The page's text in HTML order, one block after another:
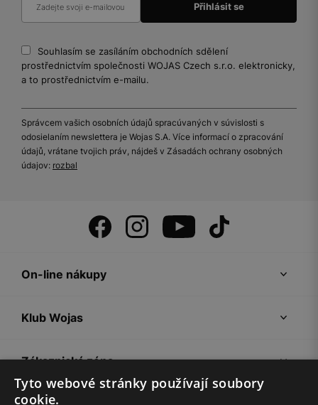
Souhlasím se zasíláním obchodních sdělení
prostřednictvím společnosti WOJAS Czech s.r.o. elektronicky,
a to prostřednictvím e-mailu.
Správcem vašich osobních údajů spracúvaných v súvislosti s
odosielaním newslettera je Wojas S.A. Více informací o zpracování
údajů, vrátane tvojich práv, nájdeš v Zásadách ochrany osobných
údajov: rozbal
On-line nákupy
Klub Wojas
Zákaznická zóna
Tyto webové stránky používají soubory
cookie.